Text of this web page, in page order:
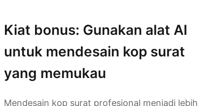
Kiat bonus: Gunakan alat AI
untuk mendesain kop surat
yang memukau
Mendesain kop surat profesional menjadi lebih